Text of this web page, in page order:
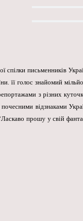
спілки письменників
її голос знайомий
з різних
відзнаками
прошу у свій